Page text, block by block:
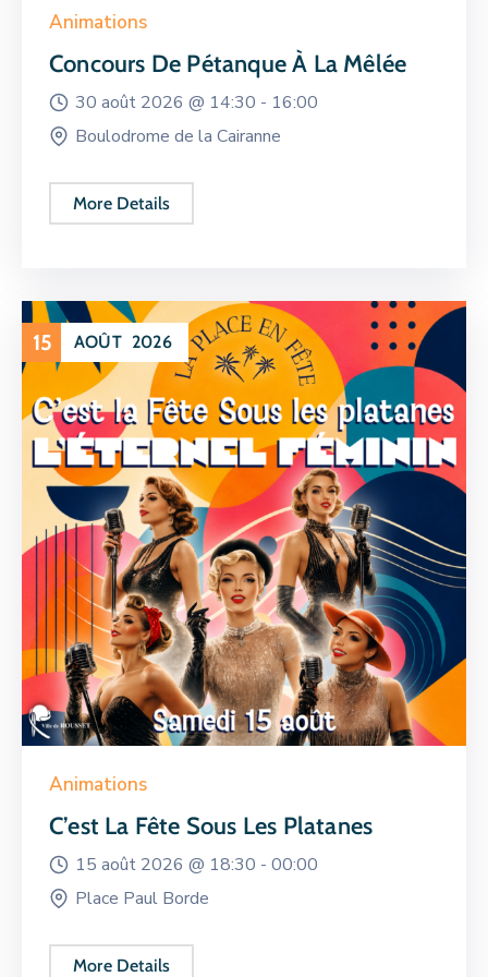
Animations
Concours De Pétanque À La Mêlée
30 août 2026 @ 14:30 - 16:00
Boulodrome de la Cairanne
More Details
15 AOÛT 2026
Animations
C’est La Fête Sous Les Platanes
15 août 2026 @ 18:30 - 00:00
Place Paul Borde
More Details